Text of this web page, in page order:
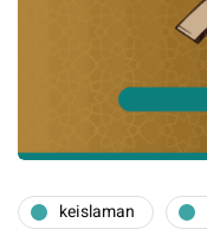
keislaman